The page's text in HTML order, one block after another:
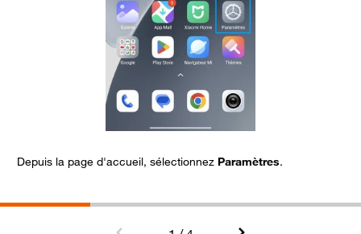
Depuis la page d'accueil, sélectionnez Paramètres.